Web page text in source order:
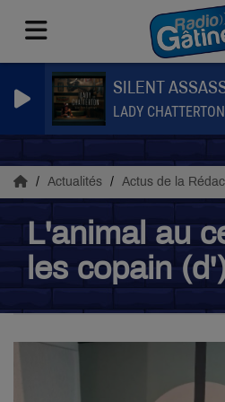
SILENT
LADY CHATTERTON
Actualités Actus de la
L'animal au
les copain